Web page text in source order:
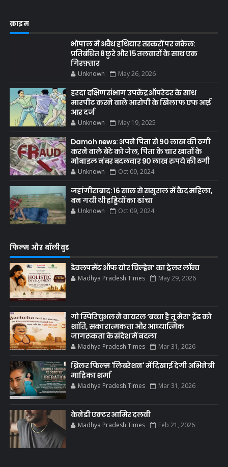
क्राइम
भोपाल में अवैध हथियार तस्करों पर नकेल:
प्रतिबंधित 8 छुरे और 15 तलवारों के साथ एक
गिरफ़्तार
Unknown May 26, 2026
हरदा दक्षिण संभाग उपकेंद्र ऑपरेटर के साथ
मारपीट करने वाले आरोपी के खिलाफ एफ आई
आर दर्ज
Unknown May 19, 2025
Damoh news: अपने पिता से 90 लाख की ठगी
करने वाले बेटे को जेल, पिता के चार खातों के
मोबाइल नंबर बदलवार 90 लाख रुपये की ठगी
Unknown Oct 09, 2024
जहांगीराबाद: 16 साल से ससुराल में कैद महिला,
बन गयी थी हड्डियों का ढांचा
Unknown Oct 09, 2024
फिल्म और बॉलीवुड
डेवलपमेंट ऑफ योर चिल्ड्रेन’ का ट्रेलर लॉन्च
Madhya Pradesh Times May 29, 2026
गो स्पिरिचुअल ने वायरल ‘बच्चा है तू मेरा’ ट्रेंड को
शांति, सकारात्मकता और आध्यात्मिक
जागरूकता के संदेश में बदला
Madhya Pradesh Times Mar 31, 2026
थ्रिलर फिल्म 'लिबरेशन' में दिखाई देगी अभिनेत्री
माहिका शर्मा
Madhya Pradesh Times Mar 31, 2026
केनेडी एक्टर आमिर दलवी
Madhya Pradesh Times Feb 21, 2026